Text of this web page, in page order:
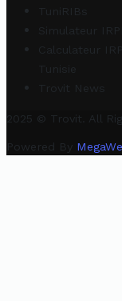
TuniRIBs
Simulateur
Calculateur
Tunisie
Trovit News
2025 © Trovit. All
Powered By